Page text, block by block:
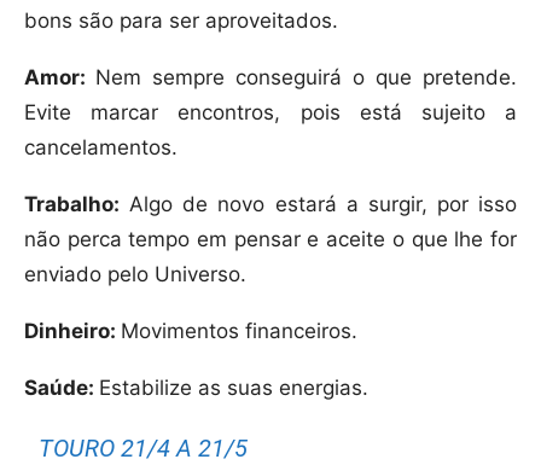
bons são para ser aproveitados.
Amor: Nem sempre conseguirá o que pretende.
Evite marcar encontros, pois está sujeito a
cancelamentos.
Trabalho: Algo de novo estará a surgir, por isso
não perca tempo em pensar e aceite o que lhe for
enviado pelo Universo.
Dinheiro: Movimentos financeiros.
Saúde: Estabilize as suas energias.
TOURO 21/4 A 21/5